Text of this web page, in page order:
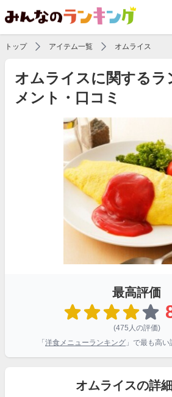
トップ アイテム一覧 オムライス
オムライスに関するラ
メント・口コミ
最高評価
(475人の評価)
「 洋食メニューランキング 」で最も高い
オムライスの詳